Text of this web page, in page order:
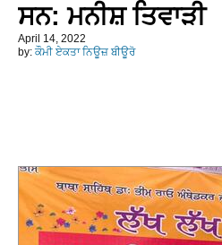
ਸਨ: ਮਨੀਸ਼ ਤਿਵਾੜੀ
April 14, 2022
by: ਕੌਮੀ ਏਕਤਾ ਨਿਊਜ਼ ਬੀਊਰੋ